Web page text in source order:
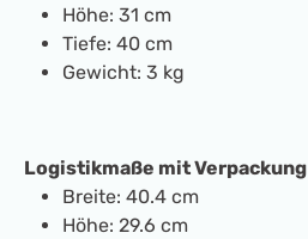
Höhe: 31 cm
Tiefe: 40 cm
Gewicht: 3 kg
Logistikmaße mit Verpackung
Breite: 40.4 cm
Höhe: 29.6 cm